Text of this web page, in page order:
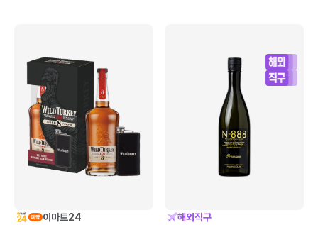
이마트24
해외직구